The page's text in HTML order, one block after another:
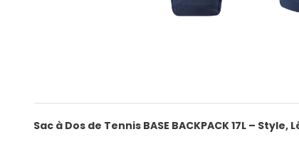
Sac à Dos de Tennis BASE BACKPACK 17L –